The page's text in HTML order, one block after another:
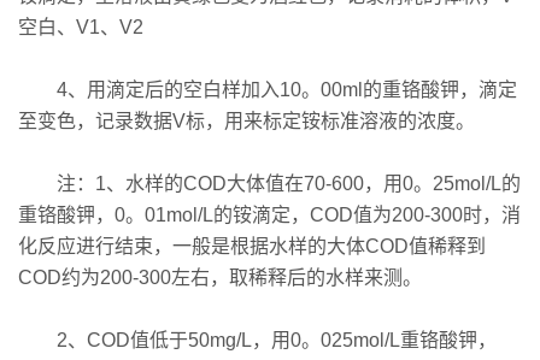
空白、V1、V2
4、用滴定后的空白样加入10。00ml的重铬酸钾，滴定
至变色，记录数据V标，用来标定铵标准溶液的浓度。
注：1、水样的COD大体值在70-600，用0。25mol/L的
重铬酸钾，0。01mol/L的铵滴定，COD值为200-300时，消
化反应进行结束，一般是根据水样的大体COD值稀释到
COD约为200-300左右，取稀释后的水样来测。
2、COD值低于50mg/L，用0。025mol/L重铬酸钾，